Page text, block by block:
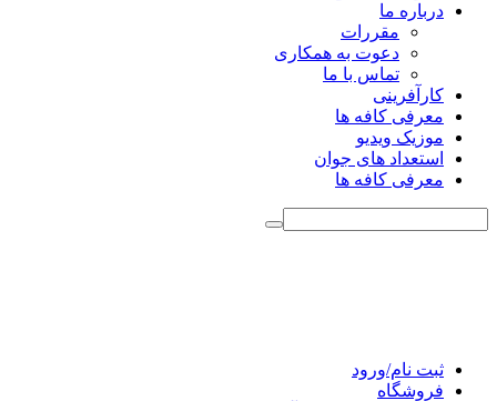
درباره ما
مقررات
دعوت به همکاری
تماس با ما
کارآفرینی
معرفی کافه ها
موزیک ویدیو
استعداد های جوان
معرفی کافه ها
ثبت نام/ورود
فروشگاه